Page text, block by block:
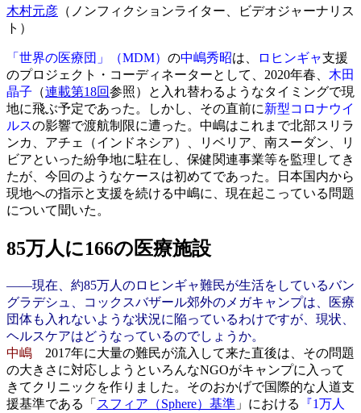
木村元彦 （ノンフィクションライター、ビデオジャーナリス
ト）
「世界の医療団」（MDM） の中嶋秀昭は、 ロヒンギャ支援
のプロジェクト・コーディネーターとして、2020年春、 木田
晶子 （連載第18回参照）と入れ替わるようなタイミングで現
地に飛ぶ予定であった。しかし、その直前に新型コロナウイ
ルスの影響で渡航制限に遭った。中嶋はこれまで北部スリラ
ンカ、アチェ（インドネシア）、リベリア、南スーダン、リ
ビアといった紛争地に駐在し、保健関連事業等を監理してき
たが、今回のようなケースは初めてであった。日本国内から
現地への指示と支援を続ける中嶋に、現在起こっている問題
について聞いた。
85万人に166の医療施設
――現在、約85万人のロヒンギャ難民が生活をしているバン
グラデシュ、コックスバザール郊外のメガキャンプは、医療
団体も入れないような状況に陥っているわけですが、現状、
ヘルスケアはどうなっているのでしょうか。
中嶋 2017年に大量の難民が流入して来た直後は、その問題
の大きさに対応しようといろんなNGOがキャンプに入って
きてクリニックを作りました。そのおかげで国際的な人道支
援基準である「 スフィア（Sphere）基準 」における
『1万人